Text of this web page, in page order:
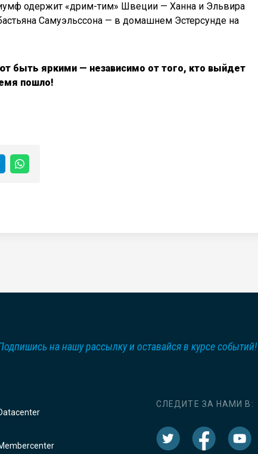
одержит «дрим-тим» Швеции — Ханна и Эльвира
Самуэльссона — в домашнем Эстерсунде на
быть яркими — независимо от того, кто выйдет
пошло!
на нашу рассылку и оставайся в курсе событий!
СЛЕДИТЕ ЗА НАМИ В: